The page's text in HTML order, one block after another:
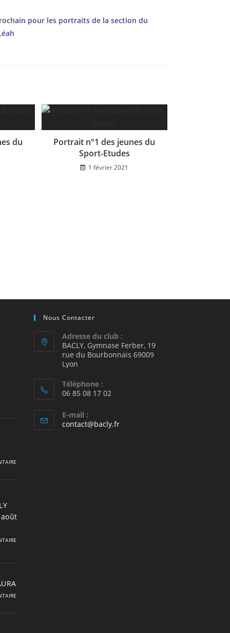
pour les portraits de la section du
du
Portrait n°1 des jeunes du
Sport-Etudes
1 février 2021
Nous Contacter
Adresse du club :
BACLY, Gymnase Ferber, 19
rue du Bourbonnais 69009
Lyon
Téléphone :
06 85 08 17 02
E-mail :
contact@bacly.frS’ouvre